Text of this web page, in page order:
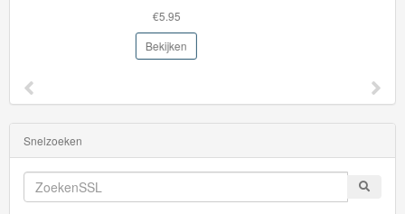
Houten
Speelgoed
Thomas
Pre-
School
Snelzoeken